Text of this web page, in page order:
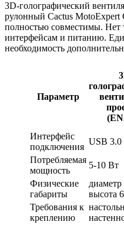
3D-голографический
рулонный Cactus MotoExpert
полностью совместимы. Нет
интерфейсам и питанию.
необходимость
Параметр
Интерфейс
подключения
USB
Потребляемая
мощность
5-10 Вт
Физические
габариты
высота
Требования к
креплению